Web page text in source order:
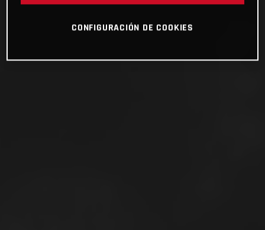
CONFIGURACIÓN DE COOKIES